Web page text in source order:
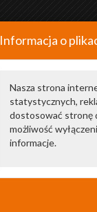
Informacja o
Nasza strona
statystycznych,
dostosować stronę
możliwość
informacje.